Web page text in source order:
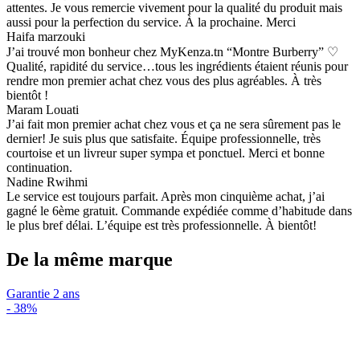
attentes. Je vous remercie vivement pour la qualité du produit mais
aussi pour la perfection du service. À la prochaine. Merci
Haifa marzouki
J’ai trouvé mon bonheur chez MyKenza.tn “Montre Burberry” ♡
Qualité, rapidité du service…tous les ingrédients étaient réunis pour
rendre mon premier achat chez vous des plus agréables. À très
bientôt !
Maram Louati
J’ai fait mon premier achat chez vous et ça ne sera sûrement pas le
dernier! Je suis plus que satisfaite. Équipe professionnelle, très
courtoise et un livreur super sympa et ponctuel. Merci et bonne
continuation.
Nadine Rwihmi
Le service est toujours parfait. Après mon cinquième achat, j’ai
gagné le 6ème gratuit. Commande expédiée comme d’habitude dans
le plus bref délai. L’équipe est très professionnelle. À bientôt!
De la même marque
Garantie 2 ans
- 38%